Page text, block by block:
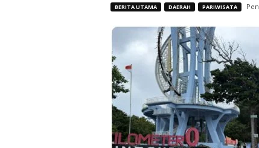
BERITA UTAMA DAERAH PARIWISATA